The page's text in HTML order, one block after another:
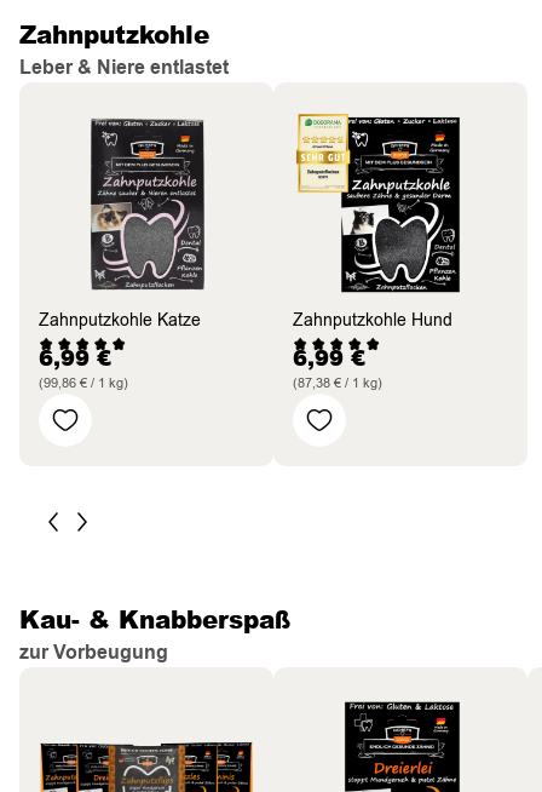
Zahnputzkohle
Leber & Niere entlastet
Zahnputzkohle Katze
6,99€
(99,86 € / 1 kg)
Zahnputzkohle Hund
6,99€
(87,38 € / 1 kg)
Kau- & Knabberspaß
zur Vorbeugung